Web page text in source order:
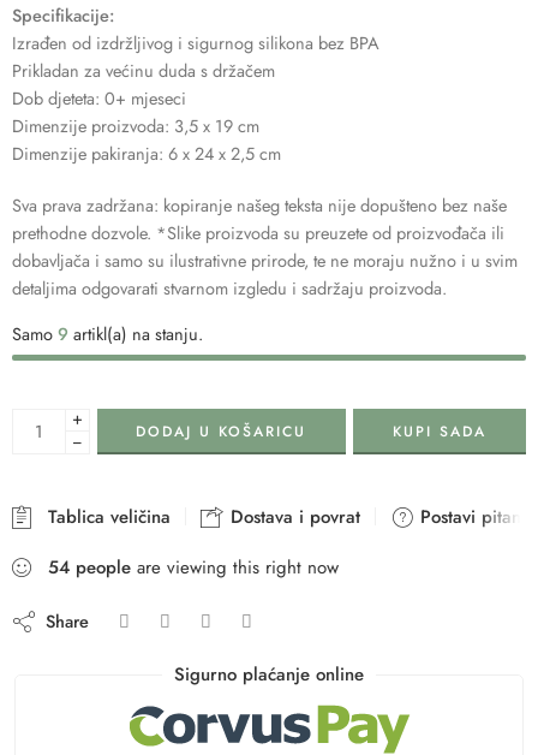
Specifikacije:
Izrađen od izdržljivog i sigurnog silikona bez BPA
Prikladan za većinu duda s držačem
Dob djeteta: 0+ mjeseci
Dimenzije proizvoda: 3,5 x 19 cm
Dimenzije pakiranja: 6 x 24 x 2,5 cm
Sva prava zadržana: kopiranje našeg teksta nije dopušteno bez naše
prethodne dozvole. *Slike proizvoda su preuzete od proizvođača ili
dobavljača i samo su ilustrativne prirode, te ne moraju nužno i u svim
detaljima odgovarati stvarnom izgledu i sadržaju proizvoda.
Samo9 artikl(a) na stanju.
+
−
DODAJ U KOŠARICU KUPI SADA
Tablica veličina Dostava i povrat
Postavi pitanje
54 people are viewing this right now
Share
Sigurno plaćanje online